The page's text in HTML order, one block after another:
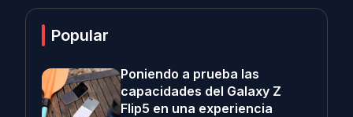
Popular
Poniendo a prueba las
capacidades del Galaxy Z
Flip5 en una experiencia